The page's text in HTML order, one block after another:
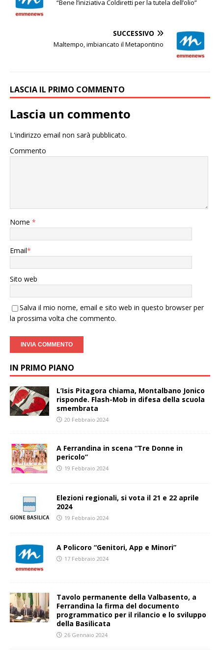
“Bene l’iniziativa Coldiretti per la tutela dell’olio”
SUCCESSIVO
Maltempo, imbiancato il Metapontino
LASCIA IL PRIMO COMMENTO
Lascia un commento
L'indirizzo email non sarà pubblicato.
Commento
Nome *
Email*
Sito web
Salva il mio nome, email e sito web in questo browser per
la prossima volta che commento.
IN PRIMO PIANO
L’Isis Pitagora chiama, Montalbano Jonico
risponde. Flash-Mob in difesa della scuola
smembrata
20 Febbraio 2024
A Ferrandina in scena “Tre Donne in
pericolo”
19 Febbraio 2024
Elezioni regionali, si vota il 21 e 22 aprile
2024
19 Febbraio 2024
A Policoro “Genitori, App e Minori”
17 Febbraio 2024
Tavolo permanente della Valbasento, a
Ferrandina la firma del documento
programmatico per il rilancio e lo sviluppo
della Basilicata
26 Gennaio 2024